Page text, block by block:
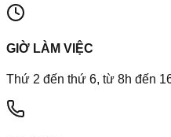
GIỜ LÀM VIỆC
Thứ 2 đến thứ 6, từ 8h đến